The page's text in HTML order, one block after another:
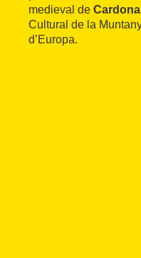
medieval de Cardona
Cultural de la
d’Europa.